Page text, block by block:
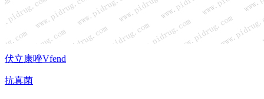
伏立康唑Vfend
抗真菌